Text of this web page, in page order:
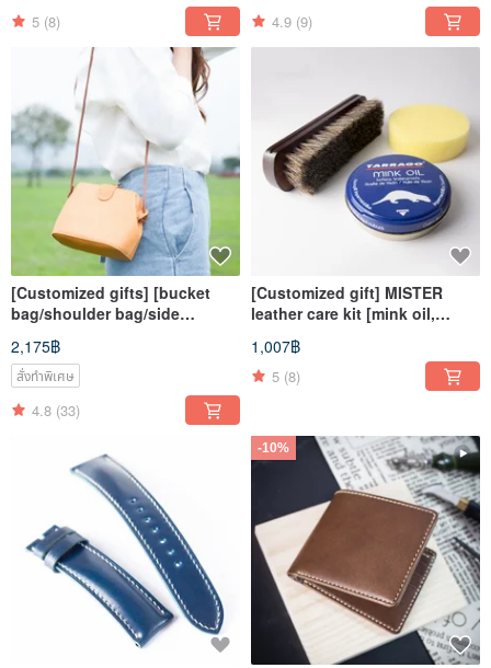
5 (8) 4.9 (9)
[Customized gifts] [bucket
bag/shoulder bag/side
backpack/doctor bag] MISTER
hand-made materials
2,175฿
สั่งทำพิเศษ
4.8 (33)
[Customized gift] MISTER
leather care kit [mink oil,
horse hair brush, sponge]
genuine leather
1,007฿
5 (8)
-10%